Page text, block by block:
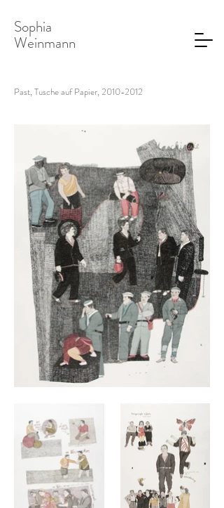
Sophia
Weinmann
Past, Tusche auf Papier, 2010-2012